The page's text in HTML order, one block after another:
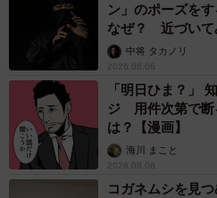
り大きな猫が目の前にたちはだかって
ん提供）
小柄で人懐っこい！ かわ
んを見つけたい
ン」のポーズを
なぜ？ 近づい
未熟」中将 タカノリ
2026.08.06
「明日ひま？」
ジ 用件次第で断
は？【漫画】
海川 まこと
2026.08.06
コガネムシを見